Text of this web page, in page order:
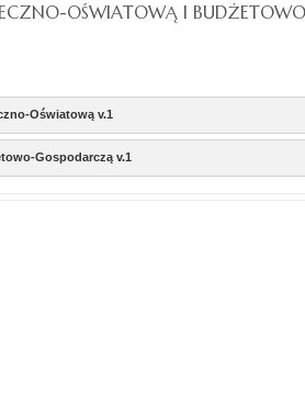
OŚWIATOWĄ I
Oświatową v.1
Gospodarczą v.1